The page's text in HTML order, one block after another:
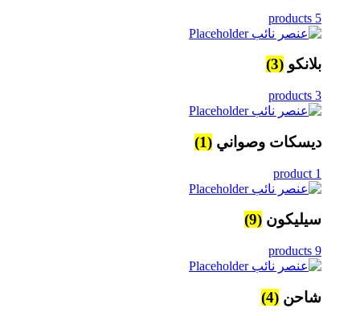
5 products
بلانكو (3)
3 products
ديسكات وصواني (1)
1 product
سيليكون (9)
9 products
شاحن (4)